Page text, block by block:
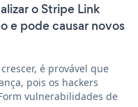
o Stripe Link
e pode causar novos
é provável que
pois os hackers
vulnerabilidades de